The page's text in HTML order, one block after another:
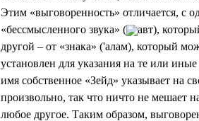
Этим «выговоренность» отличается, с
«бессмысленного звука» (
авт),
другой – от «знака» ('алам), который
установлен для указания на те или
имя собственное «Зейд» указывает на
произвольно, так что ничто не мешает
любое другое. Таким образом,